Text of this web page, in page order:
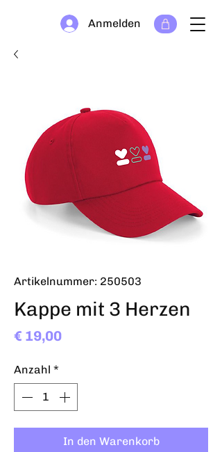
Anmelden
Artikelnummer: 250503
Kappe mit 3 Herzen
€ 19,00Preis
Anzahl *
In den Warenkorb